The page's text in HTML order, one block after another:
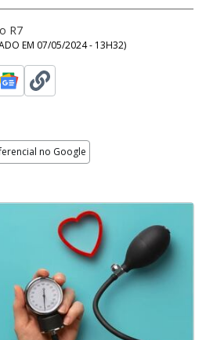
R7
EM 07/05/2024 - 13H32)
no Google